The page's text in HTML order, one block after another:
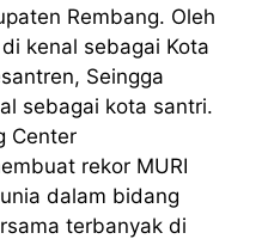
Rembang. Oleh
kenal sebagai Kota
Seingga
sebagai kota santri.
Center
rekor MURI
dalam bidang
terbanyak di